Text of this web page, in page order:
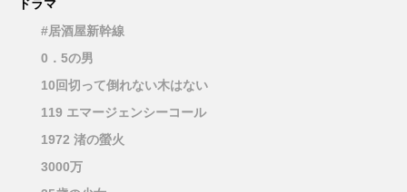
ドラマ
#居酒屋新幹線
0．5の男
10回切って倒れない木はない
119 エマージェンシーコール
1972 渚の螢火
3000万